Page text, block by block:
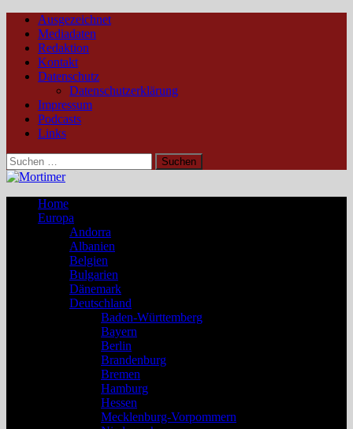
Ausgezeichnet
Mediadaten
Redaktion
Kontakt
Datenschutz
Datenschutzerklärung
Impressum
Podcasts
Links
Suchen
nach:
Home
Europa
Andorra
Albanien
Belgien
Bulgarien
Dänemark
Deutschland
Baden-Württemberg
Bayern
Berlin
Brandenburg
Bremen
Hamburg
Hessen
Mecklenburg-Vorpommern